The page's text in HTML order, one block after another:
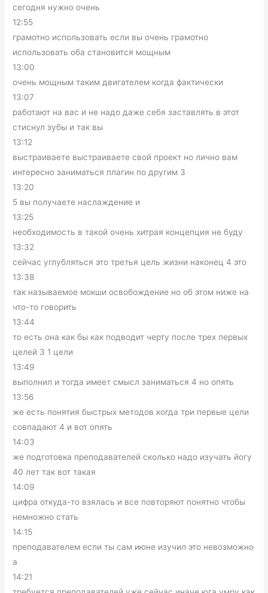
сегодня нужно очень
12:55
грамотно использовать если вы очень грамотно
использовать оба становится мощным
13:00
очень мощным таким двигателем когда фактически
13:07
работают на вас и не надо даже себя заставлять в этот
стиснул зубы и так вы
13:12
выстраиваете выстраиваете свой проект но лично вам
интересно заниматься плагин по другим 3
13:20
5 вы получаете наслаждение и
13:25
необходимость в такой очень хитрая концепция не буду
13:32
сейчас углубляться это третья цель жизни наконец 4 это
13:38
так называемое мокши освобождение но об этом ниже на
что-то говорить
13:44
то есть она как бы как подводит черту после трех первых
целей 3 1 цели
13:49
выполнил и тогда имеет смысл заниматься 4 но опять
13:56
же есть понятия быстрых методов когда три первые цели
совпадают 4 и вот опять
14:03
же подготовка преподавателей сколько надо изучать йогу
40 лет так вот такая
14:09
цифра откуда-то взялась и все повторяют понятно чтобы
немножно стать
14:15
преподавателем если ты сам июне изучил это невозможно
а
14:21